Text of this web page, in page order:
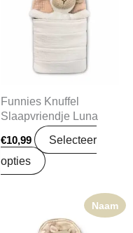
Funnies Knuffel
Slaapvriendje Luna
€10,99
Selecteer
opties
Naam